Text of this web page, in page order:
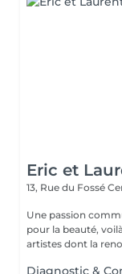
Eric et
13, Rue du Fossé
Une passion
pour la beauté,
artistes dont la
Diagnostic &